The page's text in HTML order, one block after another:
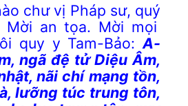
chưvị Pháp sư, quý
Mời an tọa. Mời mọi
quy y Tam-Bảo: A-
ngã đệ tử Diệu Âm,
nãi chí mạng tồn,
lưỡng túc trung tôn,